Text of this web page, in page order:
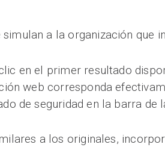
a la organización que
en el primer resultado
web corresponda
de seguridad en la barra de
a los originales,